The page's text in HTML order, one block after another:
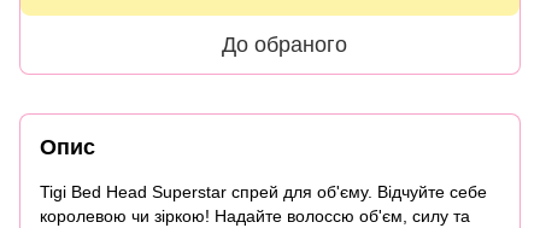
До обраного
Опис
Tigi Bed Head Superstar спрей для об'єму. Відчуйте себе
королевою чи зіркою! Надайте волоссю об'єм, силу та